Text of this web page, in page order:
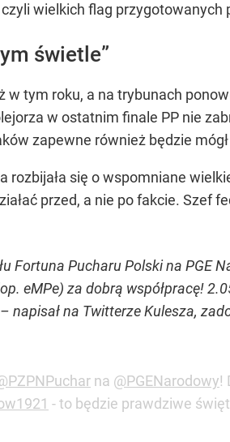
wielkich flag przygotowanych
świetle”
tym roku, a na trybunach
w ostatnim finale PP nie
zapewne również będzie
się o wspomniane
przed, a nie po fakcie. Szef
Fortuna Pucharu Polski na PGE
eMPe) za dobrą współpracę!
napisał na Twitterze Kulesza,
na @PGENarodowy!
- to będzie prawdziwe